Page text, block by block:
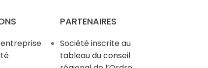
PARTENAIRES
Société inscrite au
tableau du conseil